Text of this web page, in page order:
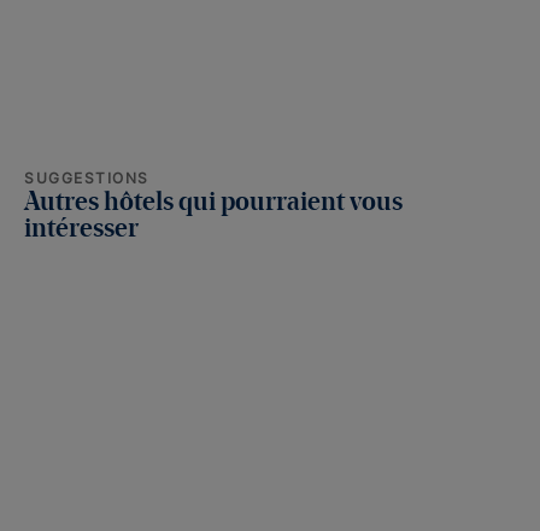
SUGGESTIONS
Autres hôtels qui pourraient vous
intéresser